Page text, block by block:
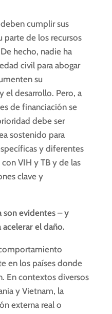
cumplir sus
de los recursos
hecho, nadie ha
civil para abogar
su
el desarrollo. Pero, a
de financiación se
debe ser
sostenido para
y diferentes
VIH y TB y de las
clave y
son evidentes – y
acelerar el daño.
en los países donde
En contextos diversos
y Vietnam, la
externa real o